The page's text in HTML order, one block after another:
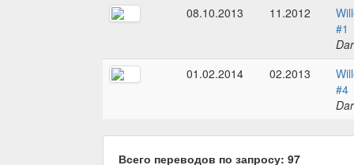
08.10.2013
11.2012
#1
01.02.2014
02.2013
#4
Всего переводов по запросу: 97